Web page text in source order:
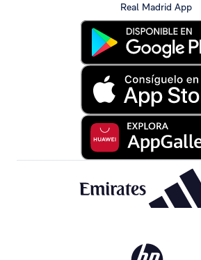
Real Madrid App